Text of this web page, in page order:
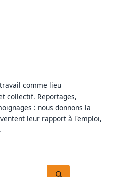
comme lieu
collectif. Reportages,
: nous donnons la
leur rapport à l'emploi,